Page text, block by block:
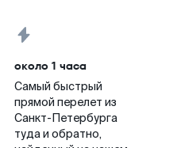
около 1 часа
Самый быстрый
прямой перелет из
Санкт-Петербурга
туда и обратно,